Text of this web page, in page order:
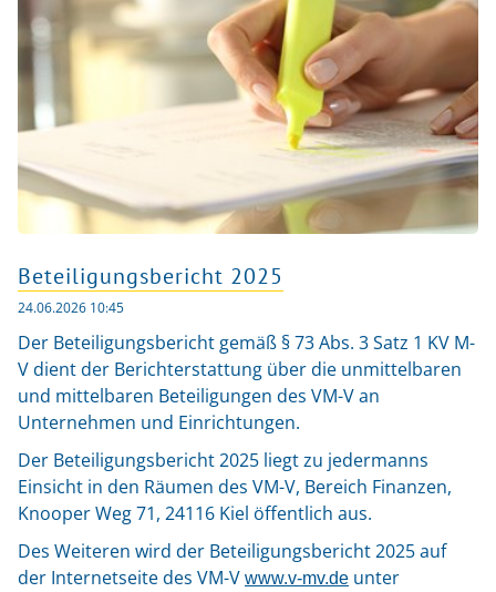
Beteiligungsbericht 2025
24.06.2026 10:45
Der Beteiligungsbericht gemäß § 73 Abs. 3 Satz 1 KV M-
V dient der Berichterstattung über die unmittelbaren
und mittelbaren Beteiligungen des VM-V an
Unternehmen und Einrichtungen.
Der Beteiligungsbericht 2025 liegt zu jedermanns
Einsicht in den Räumen des VM-V, Bereich Finanzen,
Knooper Weg 71, 24116 Kiel öffentlich aus.
Des Weiteren wird der Beteiligungsbericht 2025 auf
der Internetseite des VM-V www.v-mv.de unter